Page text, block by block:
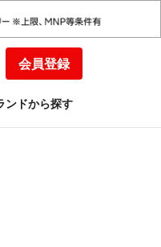
会員登録
ンドから探す